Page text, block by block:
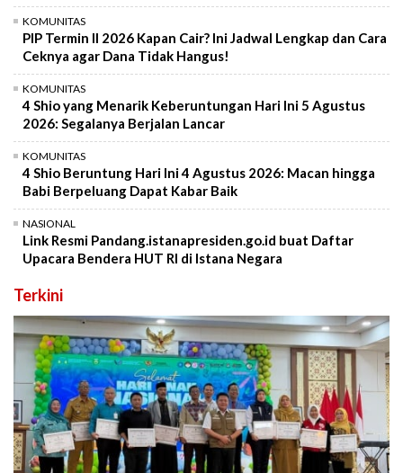
KOMUNITAS
PIP Termin II 2026 Kapan Cair? Ini Jadwal Lengkap dan Cara
Ceknya agar Dana Tidak Hangus!
KOMUNITAS
4 Shio yang Menarik Keberuntungan Hari Ini 5 Agustus
2026: Segalanya Berjalan Lancar
KOMUNITAS
4 Shio Beruntung Hari Ini 4 Agustus 2026: Macan hingga
Babi Berpeluang Dapat Kabar Baik
NASIONAL
Link Resmi Pandang.istanapresiden.go.id buat Daftar
Upacara Bendera HUT RI di Istana Negara
Terkini